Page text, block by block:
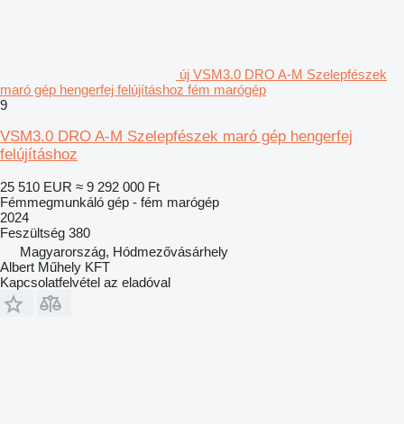
új VSM3.0 DRO A-M Szelepfészek
maró gép hengerfej felújításhoz fém marógép
9
VSM3.0 DRO A-M Szelepfészek maró gép hengerfej
felújításhoz
25 510 EUR ≈ 9 292 000 Ft
Fémmegmunkáló gép - fém marógép
2024
Feszültség 380
Magyarország, Hódmezővásárhely
Albert Műhely KFT
Kapcsolatfelvétel az eladóval